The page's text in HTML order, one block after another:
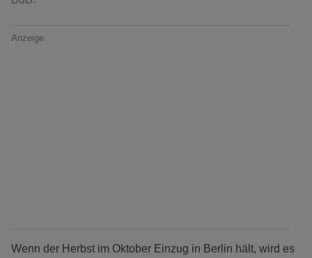
Anzeige
Wenn der Herbst im Oktober Einzug in Berlin hält, wird es